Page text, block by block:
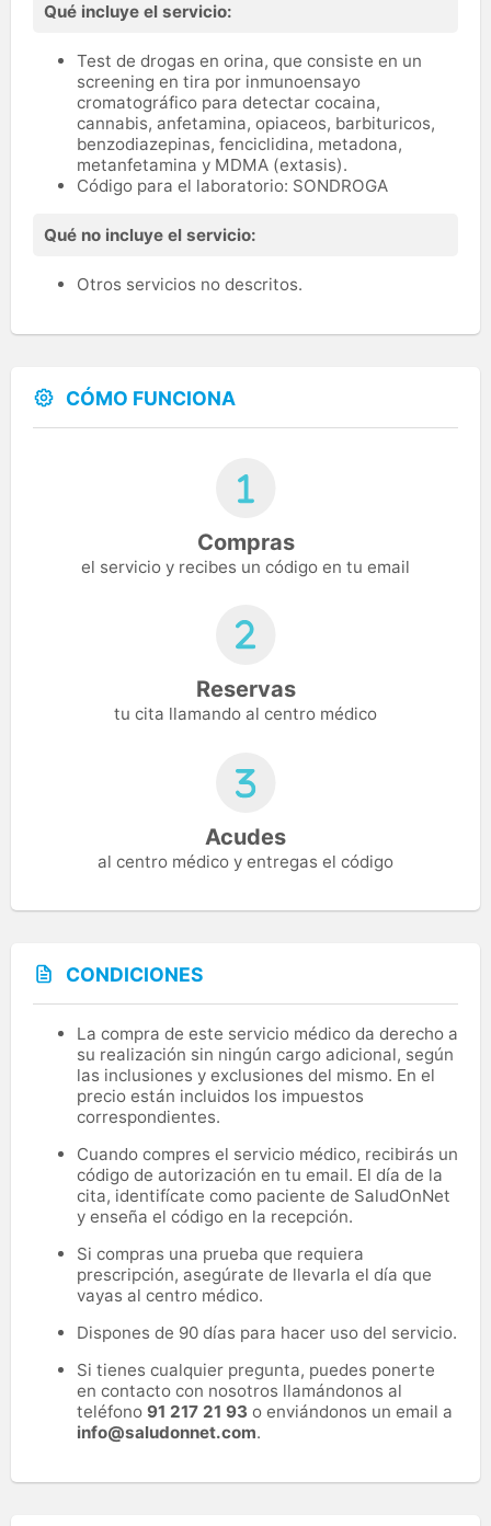
Qué incluye el servicio:
Test de drogas en orina, que consiste en un
screening en tira por inmunoensayo
cromatográfico para detectar cocaina,
cannabis, anfetamina, opiaceos, barbituricos,
benzodiazepinas, fenciclidina, metadona,
metanfetamina y MDMA (extasis).
Código para el laboratorio: SONDROGA
Qué no incluye el servicio:
Otros servicios no descritos.
CÓMO FUNCIONA
Compras
el servicio y recibes un código en tu email
Reservas
tu cita llamando al centro médico
Acudes
al centro médico y entregas el código
CONDICIONES
La compra de este servicio médico da derecho a
su realización sin ningún cargo adicional, según
las inclusiones y exclusiones del mismo. En el
precio están incluidos los impuestos
correspondientes.
Cuando compres el servicio médico, recibirás un
código de autorización en tu email. El día de la
cita, identifícate como paciente de SaludOnNet
y enseña el código en la recepción.
Si compras una prueba que requiera
prescripción, asegúrate de llevarla el día que
vayas al centro médico.
Dispones de 90 días para hacer uso del servicio.
Si tienes cualquier pregunta, puedes ponerte
en contacto con nosotros llamándonos al
teléfono 91 217 21 93 o enviándonos un email a
info@saludonnet.com.